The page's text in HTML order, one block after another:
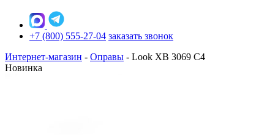
+7 (800) 555-27-04 заказать звонок
Интернет-магазин - Оправы - Look XB 3069 C4
Новинка